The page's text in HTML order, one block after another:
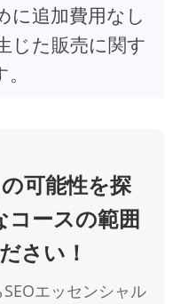
に追加費用なし
じた販売に関す
可能性を探
コースの範囲
さい！
エッセンシャル